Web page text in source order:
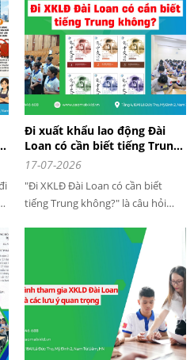
Loan. Từ ngày 1/1/2024 mức lương
bản của người lao động được điều
Đi xuất khẩu lao động Đài
Loan có cần biết tiếng Trung
không?
17-07-2026
"Đi XKLĐ Đài Loan có cần biết
tiếng Trung không?" là câu hỏi
quan tâm khi có ý định sang Đài
Loan làm việc. Nhiều người lo lắng
vì chưa từng học tiếng Trung và
sợ không đủ điều kiện đăng ký